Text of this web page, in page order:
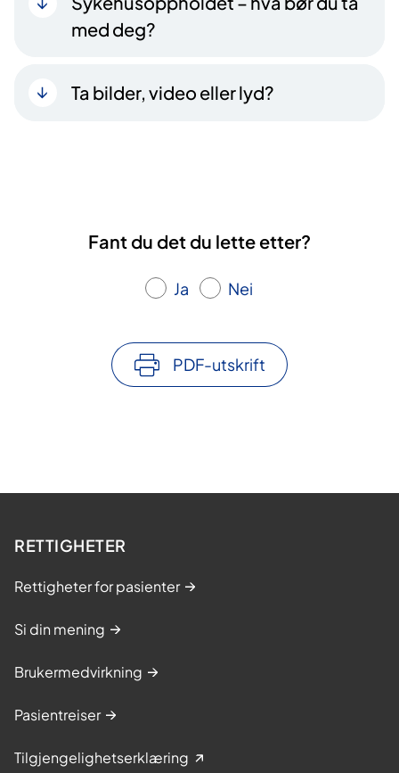
med deg?
Ta bilder, video eller lyd?
Fant du det du lette etter?
Ja Nei
PDF-utskrift
RETTIGHETER
Rettigheter for pasienter
Si din mening
Brukermedvirkning
Pasientreiser
Tilgjengelighetserklæring